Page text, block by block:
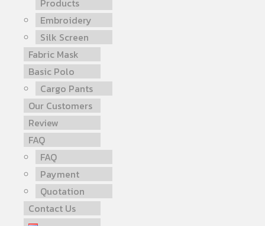
Products
Embroidery
Silk Screen
Fabric Mask
Basic Polo
Cargo Pants
Our Customers
Review
FAQ
FAQ
Payment
Quotation
Contact Us